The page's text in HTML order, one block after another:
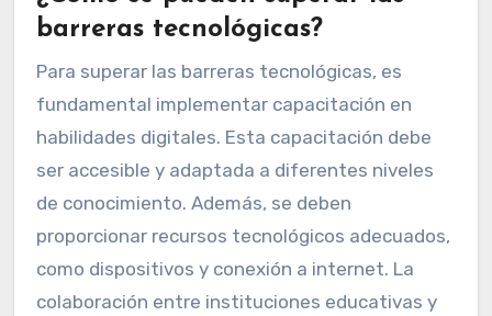
barreras tecnológicas?
Para superar las barreras tecnológicas, es
fundamental implementar capacitación en
habilidades digitales. Esta capacitación debe
ser accesible y adaptada a diferentes niveles
de conocimiento. Además, se deben
proporcionar recursos tecnológicos adecuados,
como dispositivos y conexión a internet. La
colaboración entre instituciones educativas y